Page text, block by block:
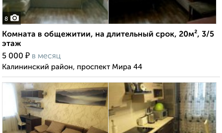
8
Комната в общежитии, на длительный срок, 20м², 3/5
этаж
5 000 ₽ в месяц
Калининский район, проспект Мира 44